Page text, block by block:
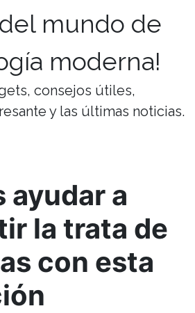
mundo de
moderna!
consejos útiles,
y las últimas noticias.
ayudar a
la trata de
con esta